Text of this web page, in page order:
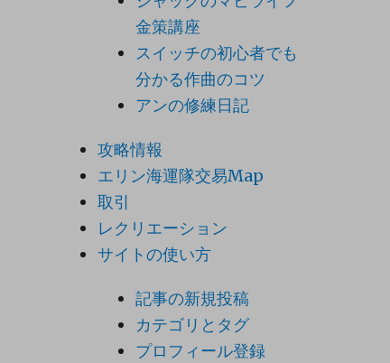
金策講座
スイッチの初心者でも
分かる作曲のコツ
アンの修練日記
攻略情報
エリン海運隊交易Map
取引
レクリエーション
サイトの使い方
記事の新規投稿
カテゴリとタグ
プロフィール登録